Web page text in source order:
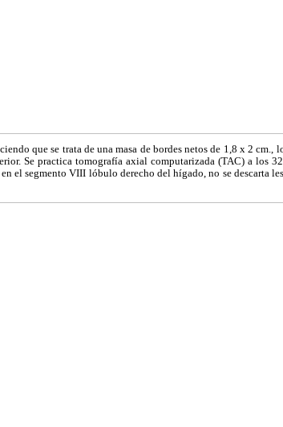
que se trata de una masa de bordes netos de 1,8 x 2
Se practica tomografía axial computarizada (TAC) a los
el segmento VIII lóbulo derecho del hígado, no se descarta